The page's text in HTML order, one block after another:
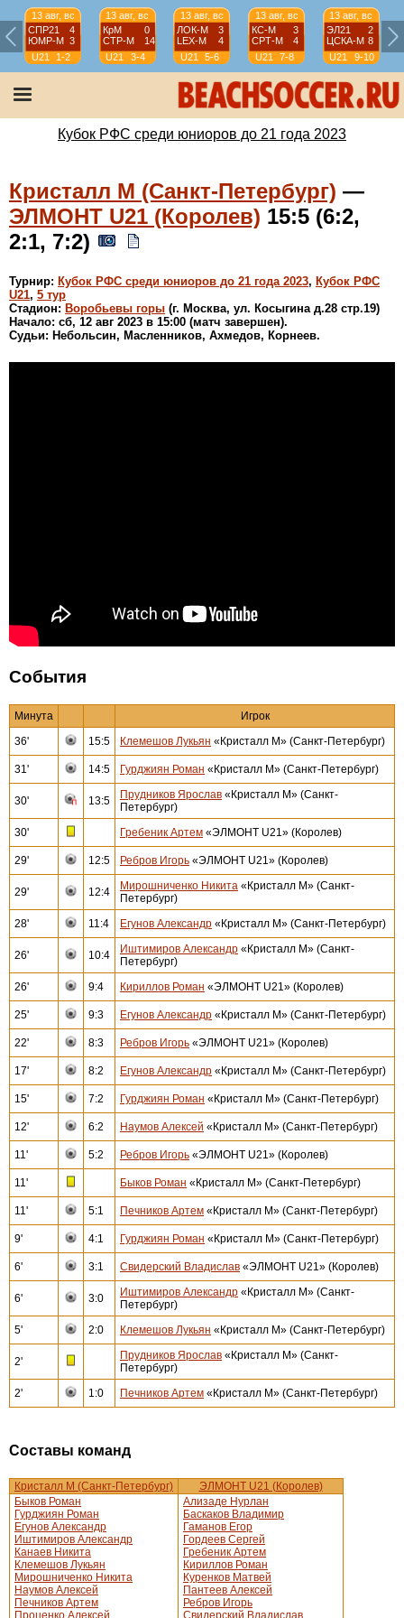
13 авг, вс
СПР21
4
ЮМР-М 3
U21
1-2
13 авг, вс
КрМ
0
СТР-М
14
U21
3-4
13 авг, вс
ЛОК-М
3
LEX-М
4
U21
5-6
13 авг, вс
КС-М
3
СРТ-М
4
U21
7-8
13 авг, вс
ЭЛ21
2
ЦСКА-М 8
U21
9-10
Кубок РФС среди юниоров до 21 года 2023
Кристалл М (Санкт-Петербург) —
ЭЛМОНТ U21 (Королев) 15:5 (6:2,
2:1, 7:2)
Турнир: Кубок РФС среди юниоров до 21 года 2023, Кубок РФС
U21, 5 тур
Стадион: Воробьевы горы (г. Москва, ул. Косыгина д.28 стр.19)
Начало: сб, 12 авг 2023 в 15:00 (матч завершен).
Судьи: Небольсин, Масленников, Ахмедов, Корнеев.
События
Минута
Игрок
36'
15:5 Клемешов Лукьян «Кристалл М» (Санкт-Петербург)
31' 14:5 Гурджиян Роман «Кристалл М» (Санкт-Петербург)
30' 13:5 Прудников Ярослав «Кристалл М» (Санкт-
Петербург)
30'
Гребеник Артем «ЭЛМОНТ U21» (Королев)
29' 12:5 Ребров Игорь «ЭЛМОНТ U21» (Королев)
29' 12:4 Мирошниченко Никита «Кристалл М» (Санкт-
Петербург)
28'
11:4 Егунов Александр «Кристалл М» (Санкт-Петербург)
26' 10:4 Иштимиров Александр «Кристалл М» (Санкт-
Петербург)
26'
9:4 Кириллов Роман «ЭЛМОНТ U21» (Королев)
25' 9:3 Егунов Александр «Кристалл М» (Санкт-Петербург)
22' 8:3 Ребров Игорь «ЭЛМОНТ U21» (Королев)
17' 8:2 Егунов Александр «Кристалл М» (Санкт-Петербург)
15' 7:2 Гурджиян Роман «Кристалл М» (Санкт-Петербург)
12' 6:2 Наумов Алексей «Кристалл М» (Санкт-Петербург)
11' 5:2 Ребров Игорь «ЭЛМОНТ U21» (Королев)
11' Быков Роман «Кристалл М» (Санкт-Петербург)
11' 5:1 Печников Артем «Кристалл М» (Санкт-Петербург)
9' 4:1 Гурджиян Роман «Кристалл М» (Санкт-Петербург)
6' 3:1 Свидерский Владислав «ЭЛМОНТ U21» (Королев)
6' 3:0 Иштимиров Александр «Кристалл М» (Санкт-
Петербург)
5'
2:0 Клемешов Лукьян «Кристалл М» (Санкт-Петербург)
2' Прудников Ярослав «Кристалл М» (Санкт-
Петербург)
2'
1:0 Печников Артем «Кристалл М» (Санкт-Петербург)
Составы команд
Кристалл М (Санкт-Петербург)
ЭЛМОНТ U21 (Королев)
Быков Роман
Гурджиян Роман
Егунов Александр
Иштимиров Александр
Канаев Никита
Клемешов Лукьян
Мирошниченко Никита
Наумов Алексей
Печников Артем
Ализаде Нурлан
Баскаков Владимир
Гаманов Егор
Гордеев Сергей
Гребеник Артем
Кириллов Роман
Куренков Матвей
Пантеев Алексей
Ребров Игорь